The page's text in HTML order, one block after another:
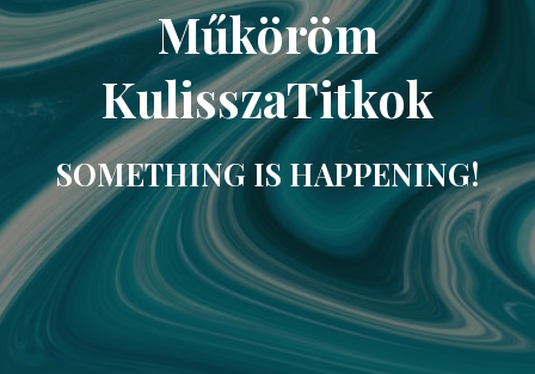
Műköröm
KulisszaTitkok
SOMETHING IS HAPPENING!